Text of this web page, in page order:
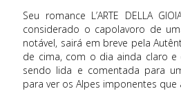
Seu romance L’ARTE DELLA
considerado o capolavoro de
notável, sairá em breve pela
de cima, com o dia ainda claro e
sendo lida e comentada para
para ver os Alpes imponentes que